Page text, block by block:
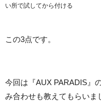
い所で試してから付ける
この3点です。
今回は『AUX PARADIS』
み合わせも教えてもらいま